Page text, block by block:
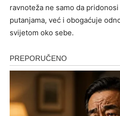
ravnoteža ne samo da
putanjama, već i obogaćuje
svijetom oko sebe.